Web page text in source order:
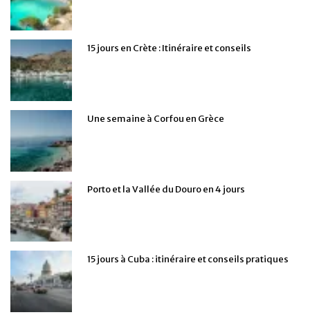
15 jours en Crète : Itinéraire et conseils
Une semaine à Corfou en Grèce
Porto et la Vallée du Douro en 4 jours
15 jours à Cuba : itinéraire et conseils pratiques